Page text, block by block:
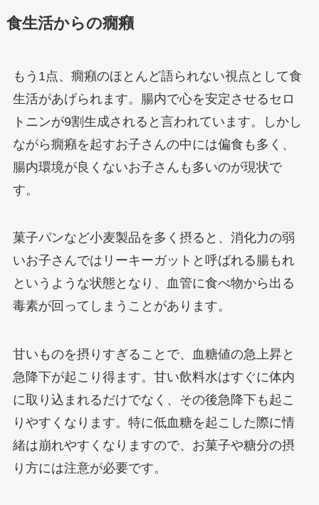
食生活からの癇癪
もう1点、癇癪のほとんど語られない視点として食
生活があげられます。腸内で心を安定させるセロ
トニンが9割生成されると言われています。しかし
ながら癇癪を起すお子さんの中には偏食も多く、
腸内環境が良くないお子さんも多いのが現状で
す。
菓子パンなど小麦製品を多く摂ると、消化力の弱
いお子さんではリーキーガットと呼ばれる腸もれ
というような状態となり、血管に食べ物から出る
毒素が回ってしまうことがあります。
甘いものを摂りすぎることで、血糖値の急上昇と
急降下が起こり得ます。甘い飲料水はすぐに体内
に取り込まれるだけでなく、その後急降下も起こ
りやすくなります。特に低血糖を起こした際に情
緒は崩れやすくなりますので、お菓子や糖分の摂
り方には注意が必要です。